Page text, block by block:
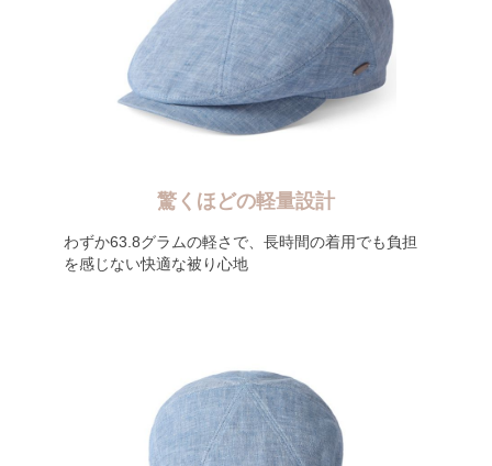
驚くほどの軽量設計
わずか63.8グラムの軽さで、長時間の着用でも負担
を感じない快適な被り心地